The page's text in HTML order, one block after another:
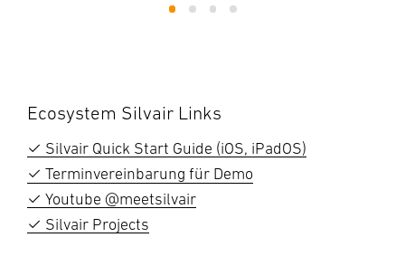
2 4
Ecosystem Silvair Links
✓ Silvair Quick Start Guide (iOS, iPadOS)
✓ Terminvereinbarung für Demo
✓ Youtube @meetsilvair
✓ Silvair Projects